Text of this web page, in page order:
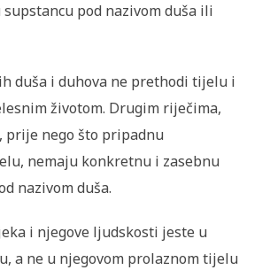
pod nazivom duša ili
duša i duhova ne prethodi tijelu i
životom. Drugim riječima,
prije nego što pripadnu
nemaju konkretnu i zasebnu
nazivom duša.
i njegove ljudskosti jeste u
a ne u njegovom prolaznom tijelu